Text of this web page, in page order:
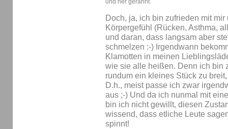
und her gerannt.
Doch, ja, ich bin zufrieden mit
Körpergefühl (Rücken, Asthma,
und daran, dass langsam aber
schmelzen :-) Irgendwann
Klamotten in meinen
wie sie alle heißen. Denn ich bin
rundum ein kleines Stück zu
D.h., meist passe ich zwar
aus ;-) Und da ich nunmal mit
bin ich nicht gewillt, diesen
wissend, dass etliche Leute
spinnt!